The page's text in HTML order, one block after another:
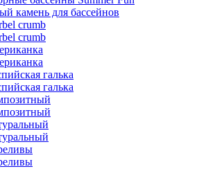
камень для бассейнов
crumb
crumb
галька
галька